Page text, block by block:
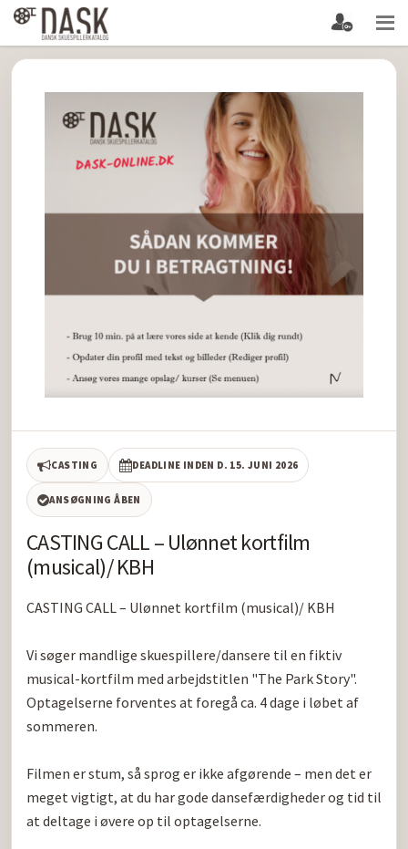
CASTING DEADLINE INDEN D. 15. JUNI 2026
ANSØGNING ÅBEN
CASTING CALL – Ulønnet kortfilm
(musical)/ KBH
CASTING CALL – Ulønnet kortfilm (musical)/ KBH
Vi søger mandlige skuespillere/dansere til en fiktiv
musical-kortfilm med arbejdstitlen "The Park Story".
Optagelserne forventes at foregå ca. 4 dage i løbet af
sommeren.
Filmen er stum, så sprog er ikke afgørende – men det er
meget vigtigt, at du har gode dansefærdigheder og tid til
at deltage i øvere op til optagelserne.